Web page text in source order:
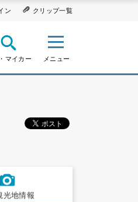
ン クリップ一覧
マイカー メニュー
光地情報